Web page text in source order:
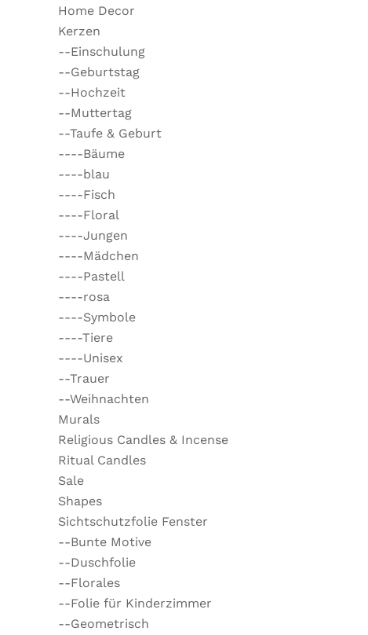
Home Decor
Kerzen
--Einschulung
--Geburtstag
--Hochzeit
--Muttertag
--Taufe & Geburt
----Bäume
----blau
----Fisch
----Floral
----Jungen
----Mädchen
----Pastell
----rosa
----Symbole
----Tiere
----Unisex
--Trauer
--Weihnachten
Murals
Religious Candles & Incense
Ritual Candles
Sale
Shapes
Sichtschutzfolie Fenster
--Bunte Motive
--Duschfolie
--Florales
--Folie für Kinderzimmer
--Geometrisch